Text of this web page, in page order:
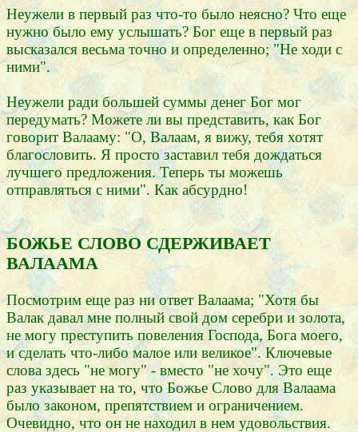
Неужели в первый раз что-то было неясно? Что еще
нужно было ему услышать? Бог еще в первый раз
высказался весьма точно и определенно; "Не ходи с
ними".
Неужели ради большей суммы денег Бог мог
передумать? Можете ли вы представить, как Бог
говорит Валааму: "О, Валаам, я вижу, тебя хотят
благословить. Я просто заставил тебя дождаться
лучшего предложения. Теперь ты можешь
отправляться с ними". Как абсурдно!
БОЖЬЕ СЛОВО СДЕРЖИВАЕТ
ВАЛААМА
Посмотрим еще раз ни ответ Валаама; "Хотя бы
Валак давал мне полный свой дом серебри и золота,
не могу преступить повеления Господа, Бога моего,
и сделать что-либо малое или великое". Ключевые
слова здесь "не могу" - вместо "не хочу". Это еще
раз указывает на то, что Божье Слово для Валаама
было законом, препятствием и ограничением.
Очевидно, что он не находил в нем удовольствия.